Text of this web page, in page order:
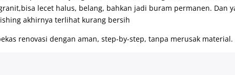
lecet halus, belang, bahkan jadi buram permanen. Dan
akhirnya terlihat kurang bersih
renovasi dengan aman, step-by-step, tanpa merusak material.